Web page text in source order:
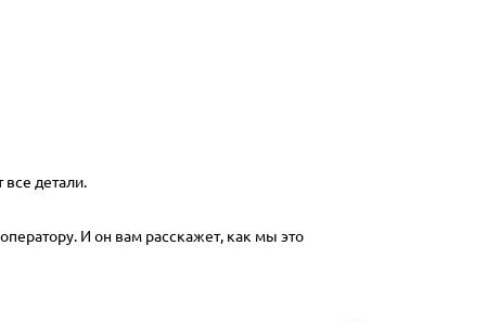
детали.
И он вам расскажет, как мы это